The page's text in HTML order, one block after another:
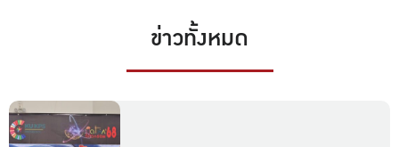
ข่าวทั้งหมด